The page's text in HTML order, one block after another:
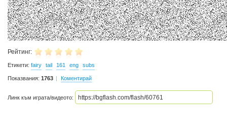
Рейтинг:
Етикети: fairy tail 161 eng subs
Показвания: 1763 Коментирай
Линк към играта/видеото: